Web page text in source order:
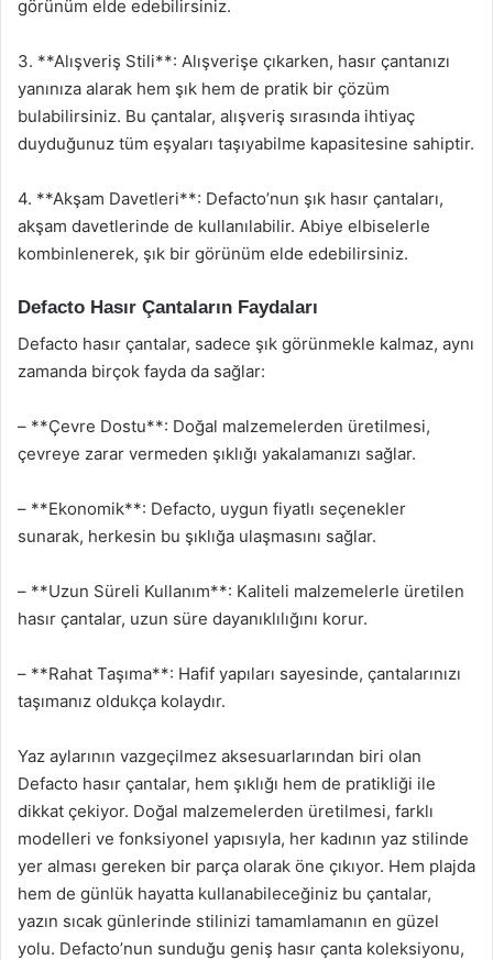
görünüm elde edebilirsiniz.
3. **Alışveriş Stili**: Alışverişe çıkarken, hasır çantanızı
yanınıza alarak hem şık hem de pratik bir çözüm
bulabilirsiniz. Bu çantalar, alışveriş sırasında ihtiyaç
duyduğunuz tüm eşyaları taşıyabilme kapasitesine sahiptir.
4. **Akşam Davetleri**: Defacto’nun şık hasır çantaları,
akşam davetlerinde de kullanılabilir. Abiye elbiselerle
kombinlenerek, şık bir görünüm elde edebilirsiniz.
Defacto Hasır Çantaların Faydaları
Defacto hasır çantalar, sadece şık görünmekle kalmaz, aynı
zamanda birçok fayda da sağlar:
– **Çevre Dostu**: Doğal malzemelerden üretilmesi,
çevreye zarar vermeden şıklığı yakalamanızı sağlar.
– **Ekonomik**: Defacto, uygun fiyatlı seçenekler
sunarak, herkesin bu şıklığa ulaşmasını sağlar.
– **Uzun Süreli Kullanım**: Kaliteli malzemelerle üretilen
hasır çantalar, uzun süre dayanıklılığını korur.
– **Rahat Taşıma**: Hafif yapıları sayesinde, çantalarınızı
taşımanız oldukça kolaydır.
Yaz aylarının vazgeçilmez aksesuarlarından biri olan
Defacto hasır çantalar, hem şıklığı hem de pratikliği ile
dikkat çekiyor. Doğal malzemelerden üretilmesi, farklı
modelleri ve fonksiyonel yapısıyla, her kadının yaz stilinde
yer alması gereken bir parça olarak öne çıkıyor. Hem plajda
hem de günlük hayatta kullanabileceğiniz bu çantalar,
yazın sıcak günlerinde stilinizi tamamlamanın en güzel
yolu. Defacto’nun sunduğu geniş hasır çanta koleksiyonu,